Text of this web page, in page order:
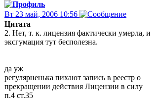
Вт 23 май, 2006 10:56
Цитата
2. Нет, т. к. лицензия фактически умерла, и
эксгумация тут бесполезна.
да уж
регулярненька пихают запись в реестр о
прекращении действия Лицензии в силу
п.4 ст.35